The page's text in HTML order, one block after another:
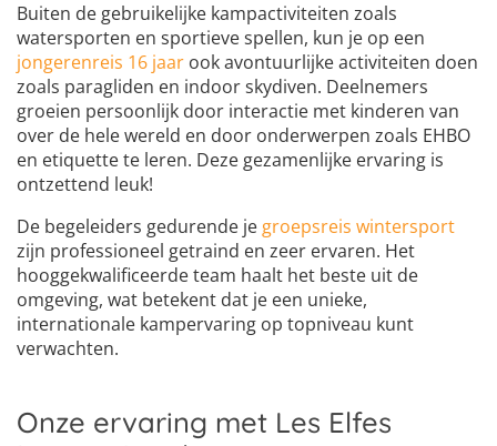
Buiten de gebruikelijke kampactiviteiten zoals
watersporten en sportieve spellen, kun je op een
jongerenreis 16 jaar ook avontuurlijke activiteiten doen
zoals paragliden en indoor skydiven. Deelnemers
groeien persoonlijk door interactie met kinderen van
over de hele wereld en door onderwerpen zoals EHBO
en etiquette te leren. Deze gezamenlijke ervaring is
ontzettend leuk!
De begeleiders gedurende je groepsreis wintersport
zijn professioneel getraind en zeer ervaren. Het
hooggekwalificeerde team haalt het beste uit de
omgeving, wat betekent dat je een unieke,
internationale kampervaring op topniveau kunt
verwachten.
Onze ervaring met Les Elfes